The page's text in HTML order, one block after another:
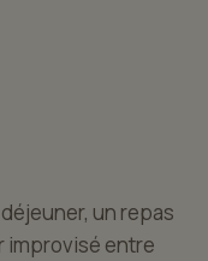
un repas
improvisé entre